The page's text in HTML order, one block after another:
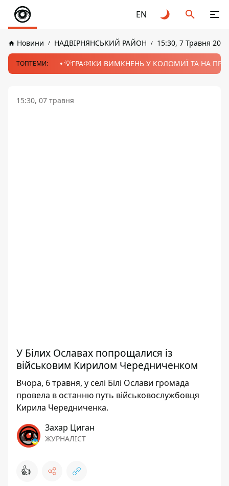
EN
Новини НАДВІРНЯНСЬКИЙ РАЙОН 15:30, 7 Травня 2026
ТОПТЕМИ: 💡ГРАФІКИ ВИМКНЕНЬ У КОЛОМИЇ ТА НА
15:30, 07 травня
У Білих Ославах попрощалися із
військовим Кирилом Чередниченком
Вчора, 6 травня, у селі Білі Ослави громада
провела в останню путь військовослужбовця
Кирила Чередниченка.
Захар Циган
ЖУРНАЛІСТ
👍